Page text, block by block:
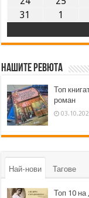
31
1
Нашите ревюта
Топ
роман
Най-нови Тагове
Топ 10 на